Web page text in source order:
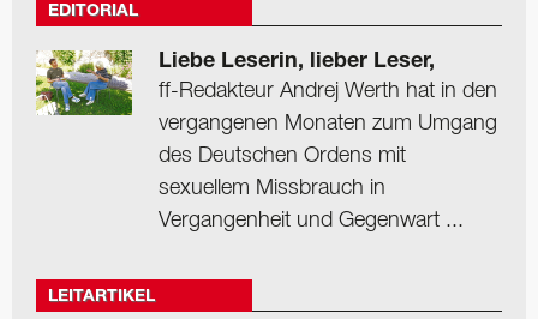
EDITORIAL
Liebe Leserin, lieber Leser,
ff-Redakteur Andrej Werth hat in den
vergangenen Monaten zum Umgang
des Deutschen Ordens mit
sexuellem Missbrauch in
Vergangenheit und Gegenwart ...
LEITARTIKEL